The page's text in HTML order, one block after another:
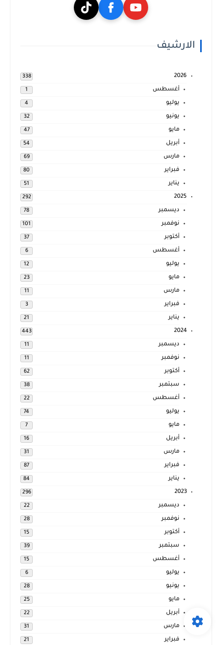
الارشيف
2026
338
أغسطس 1
يوليو 4
يونيو 32
مايو 47
أبريل 54
مارس 69
فبراير 80
يناير 51
2025
292
ديسمبر 78
نوفمبر 101
أكتوبر 37
أغسطس 6
يوليو 12
مايو 23
مارس 11
فبراير 3
يناير 21
2024
443
ديسمبر 11
نوفمبر 11
أكتوبر 62
سبتمبر 38
أغسطس 22
يوليو 74
مايو 7
أبريل 16
مارس 31
فبراير 87
يناير 84
2023
296
ديسمبر 22
نوفمبر 28
أكتوبر 15
سبتمبر 39
أغسطس 15
يوليو 6
يونيو 28
مايو 25
أبريل 22
مارس 31
فبراير 21